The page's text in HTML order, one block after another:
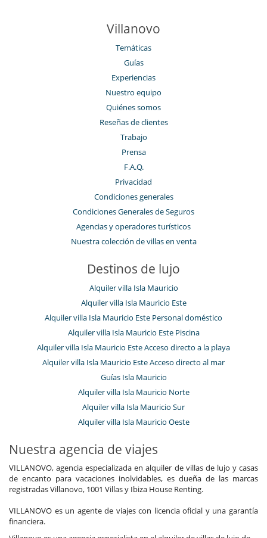
Villanovo
Temáticas
Guías
Experiencias
Nuestro equipo
Quiénes somos
Reseñas de clientes
Trabajo
Prensa
F.A.Q.
Privacidad
Condiciones generales
Condiciones Generales de Seguros
Agencias y operadores turísticos
Nuestra colección de villas en venta
Destinos de lujo
Alquiler villa Isla Mauricio
Alquiler villa Isla Mauricio Este
Alquiler villa Isla Mauricio Este Personal doméstico
Alquiler villa Isla Mauricio Este Piscina
Alquiler villa Isla Mauricio Este Acceso directo a la playa
Alquiler villa Isla Mauricio Este Acceso directo al mar
Guías Isla Mauricio
Alquiler villa Isla Mauricio Norte
Alquiler villa Isla Mauricio Sur
Alquiler villa Isla Mauricio Oeste
Nuestra agencia de viajes
VILLANOVO, agencia especializada en alquiler de villas de lujo y casas
de encanto para vacaciones inolvidables, es dueña de las marcas
registradas Villanovo, 1001 Villas y Ibiza House Renting.
VILLANOVO es un agente de viajes con licencia oficial y una garantía
financiera.